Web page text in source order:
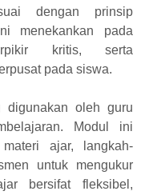
dengan prinsip
menekankan pada
kritis, serta
pada siswa.
digunakan oleh guru
Modul ini
ajar, langkah-
untuk mengukur
bersifat fleksibel,